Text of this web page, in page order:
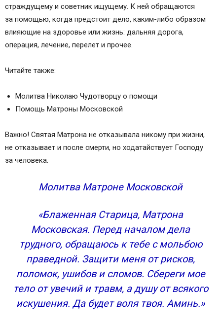
страждущему и советник ищущему. К ней обращаются
за помощью, когда предстоит дело, каким-либо образом
влияющие на здоровье или жизнь: дальняя дорога,
операция, лечение, перелет и прочее.
Читайте также:
Молитва Николаю Чудотворцу о помощи
Помощь Матроны Московской
Важно! Святая Матрона не отказывала никому при жизни,
не отказывает и после смерти, но ходатайствует Господу
за человека.
Молитва Матроне Московской
«Блаженная Старица, Матрона
Московская. Перед началом дела
трудного, обращаюсь к тебе с мольбою
праведной. Защити меня от рисков,
поломок, ушибов и сломов. Сбереги мое
тело от увечий и травм, а душу от всякого
искушения. Да будет воля твоя. Аминь.»